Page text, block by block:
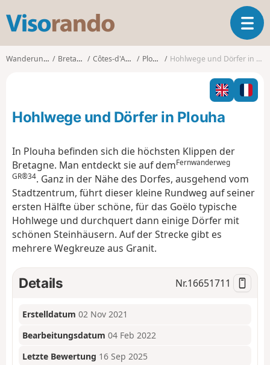
s
o
o
T
o
g
l
n
t
i
Wanderungen Bretagne Côtes-d'Armor Plouha Hohlwege und Dörfer in Plouha
Hohlwege und Dörfer in Plouha
In Plouha befinden sich die höchsten Klippen der
Bretagne. Man entdeckt sie auf demFernwanderweg
GR®34. Ganz in der Nähe des Dorfes, ausgehend vom
Stadtzentrum, führt dieser kleine Rundweg auf seiner
ersten Hälfte über schöne, für das Goëlo typische
Hohlwege und durchquert dann einige Dörfer mit
schönen Steinhäusern. Auf der Strecke gibt es
mehrere Wegkreuze aus Granit.
Details Nr.16651711
Erstelldatum 02 Nov 2021
Bearbeitungsdatum 04 Feb 2022
Letzte Bewertung 16 Sep 2025